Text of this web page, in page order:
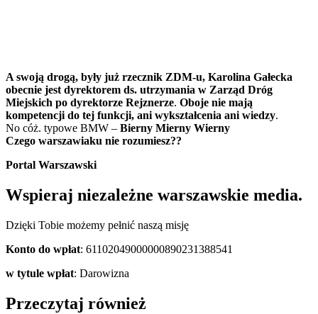
A swoją drogą, były już rzecznik ZDM-u, Karolina Gałecka
obecnie jest dyrektorem ds. utrzymania w Zarząd Dróg
Miejskich po dyrektorze Rejznerze. Oboje nie mają
kompetencji do tej funkcji, ani wykształcenia ani wiedzy.
No cóż. typowe BMW – Bierny Mierny Wierny
Czego warszawiaku nie rozumiesz??
Portal Warszawski
Wspieraj niezależne warszawskie media.
Dzięki Tobie możemy pełnić naszą misję
Konto do wpłat: 61102049000000890231388541
w tytule wpłat: Darowizna
Przeczytaj również